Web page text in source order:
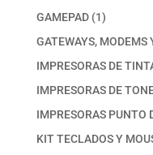
GAMEPAD 11
producto
GATEWAYS, MODEMS
IMPRESORAS DE
IMPRESORAS DE
IMPRESORAS PUNTO
KIT TECLADOS Y